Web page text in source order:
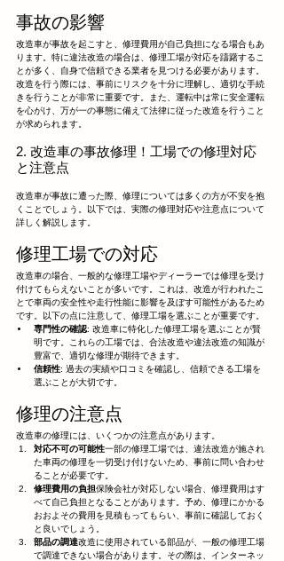
事故の影響
改造車が事故を起こすと、修理費用が自己負担になる場合もあ
ります。特に違法改造の場合は、修理工場が対応を躊躇するこ
とが多く、自身で信頼できる業者を見つける必要があります。
改造を行う際には、事前にリスクを十分に理解し、適切な手続
きを行うことが非常に重要です。また、運転中は常に安全運転
を心がけ、万が一の事態に備えて法律に従った改造を行うこと
が求められます。
2. 改造車の事故修理！工場での修理対応
と注意点
改造車が事故に遭った際、修理については多くの方が不安を抱
くことでしょう。以下では、実際の修理対応や注意点について
詳しく解説します。
修理工場での対応
改造車の場合、一般的な修理工場やディーラーでは修理を受け
付けてもらえないことが多いです。これは、改造が行われたこ
とで車両の安全性や走行性能に影響を及ぼす可能性があるため
です。以下の点に注意して、修理工場を選ぶことが重要です。
専門性の確認: 改造車に特化した修理工場を選ぶことが賢
明です。これらの工場では、合法改造や違法改造の知識が
豊富で、適切な修理が期待できます。
信頼性: 過去の実績や口コミを確認し、信頼できる工場を
選ぶことが大切です。
修理の注意点
改造車の修理には、いくつかの注意点があります。
対応不可の可能性一部の修理工場では、違法改造が施され
た車両の修理を一切受け付けないため、事前に問い合わせ
ることが必要です。
修理費用の負担保険会社が対応しない場合、修理費用はす
べて自己負担となることがあります。予め、修理にかかる
おおよその費用を見積もってもらい、事前に確認しておく
と良いでしょう。
部品の調達改造に使用されている部品が、一般の修理工場
で調達できない場合があります。その際は、インターネッ